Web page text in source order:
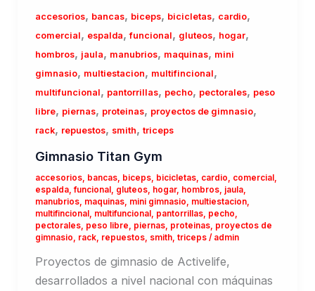
accesorios, bancas, biceps, bicicletas, cardio,
comercial, espalda,funcional, gluteos, hogar,
hombros, jaula, manubrios, maquinas, mini
gimnasio, multiestacion, multifincional,
multifuncional, pantorrillas, pecho, pectorales, peso
libre, piernas, proteinas, proyectos de gimnasio,
rack, repuestos, smith, triceps
Gimnasio Titan Gym
accesorios, bancas, biceps, bicicletas, cardio, comercial ,
espalda,funcional , gluteos, hogar, hombros, jaula,
manubrios, maquinas, mini gimnasio, multiestacion,
multifincional , multifuncional , pantorrillas, pecho,
pectorales, peso libre, piernas, proteinas, proyectos de
gimnasio, rack, repuestos, smith, triceps/ admin
Proyectos de gimnasio de Activelife,
desarrollados a nivel nacional con máquinas